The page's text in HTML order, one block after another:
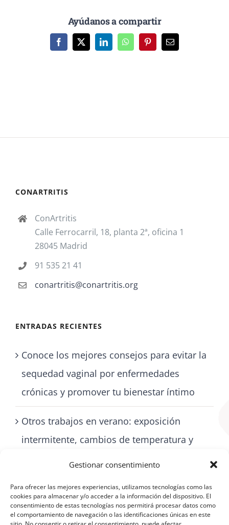
Gestionar consentimiento
Para ofrecer las mejores experiencias, utilizamos tecnologías como las
cookies para almacenar y/o acceder a la información del dispositivo. El
consentimiento de estas tecnologías nos permitirá procesar datos como
el comportamiento de navegación o las identificaciones únicas en este
Ayúdanos a compartir
Facebook
X LinkedInWhatsAppPinterestCorreo
electrónico
CONARTRITIS
ConArtritis
Calle Ferrocarril, 18, planta 2ª, oficina 1
28045 Madrid
91 535 21 41
conartritis@conartritis.org
ENTRADAS RECIENTES
Conoce los mejores consejos para evitar la
sequedad vaginal por enfermedades
crónicas y promover tu bienestar íntimo
Otros trabajos en verano: exposición
intermitente, cambios de temperatura y